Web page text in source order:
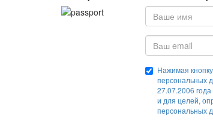
Нажимая
персональных
27.07.2006
и для целей,
персональных